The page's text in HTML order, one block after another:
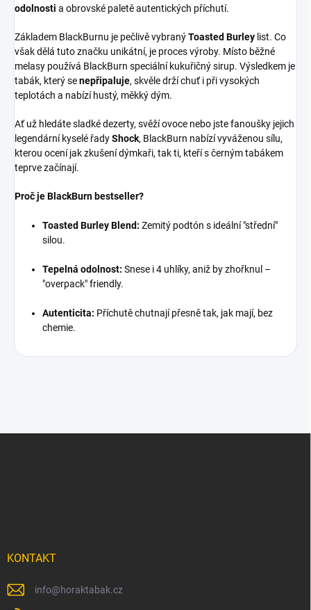
odolnosti a obrovské paletě autentických příchutí.
Základem BlackBurnu je pečlivě vybranýToasted Burley list. Co
však dělá tuto značku unikátní, je proces výroby. Místo běžné
melasy používá BlackBurn speciální kukuřičný sirup. Výsledkem je
tabák, který senepřipaluje, skvěle drží chuť i při vysokých
teplotách a nabízí hustý, měkký dým.
Ať už hledáte sladké dezerty, svěží ovoce nebo jste fanoušky jejich
legendární kyselé řadyShock, BlackBurn nabízí vyváženou sílu,
kterou ocení jak zkušení dýmkaři, tak ti, kteří s černým tabákem
teprve začínají.
Proč je BlackBurn bestseller?
Toasted Burley Blend: Zemitý podtón s ideální "střední"
silou.
Tepelná odolnost: Snese i 4 uhlíky, aniž by zhořknul –
"overpack" friendly.
Autenticita: Příchutě chutnají přesně tak, jak mají, bez
chemie.
KONTAKT
info@horaktabak.cz